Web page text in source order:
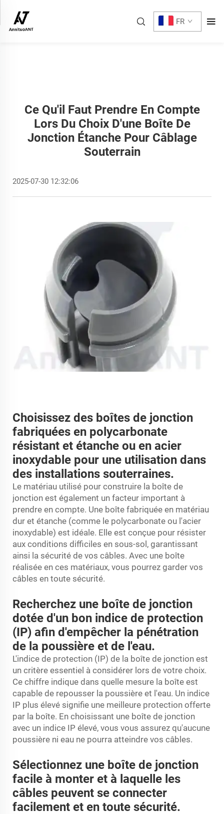
FR
Ce Qu'il Faut Prendre En Compte
Lors Du Choix D'une Boîte De
Jonction Étanche Pour Câblage
Souterrain
2025-07-30 12:32:06
Choisissez des boîtes de jonction
fabriquées en polycarbonate
résistant et étanche ou en acier
inoxydable pour une utilisation dans
des installations souterraines.
Le matériau utilisé pour construire la boîte de
jonction est également un facteur important à
prendre en compte. Une boîte fabriquée en matériau
dur et étanche (comme le polycarbonate ou l'acier
inoxydable) est idéale. Elle est conçue pour résister
aux conditions difficiles en sous-sol, garantissant
ainsi la sécurité de vos câbles. Avec une boîte
réalisée en ces matériaux, vous pourrez garder vos
câbles en toute sécurité.
Recherchez une boîte de jonction
dotée d'un bon indice de protection
(IP) afin d'empêcher la pénétration
de la poussière et de l'eau.
L'indice de protection (IP) de la boîte de jonction est
un critère essentiel à considérer lors de votre choix.
Ce chiffre indique dans quelle mesure la boîte est
capable de repousser la poussière et l'eau. Un indice
IP plus élevé signifie une meilleure protection offerte
par la boîte. En choisissant une boîte de jonction
avec un indice IP élevé, vous vous assurez qu'aucune
poussière ni eau ne pourra atteindre vos câbles.
Sélectionnez une boîte de jonction
facile à monter et à laquelle les
câbles peuvent se connecter
facilement et en toute sécurité.